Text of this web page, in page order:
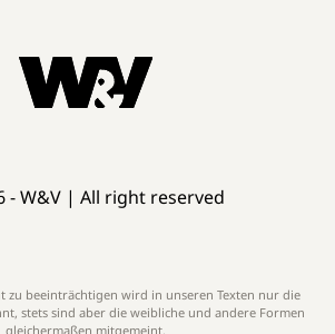
- W&V | All right reserved
zu beeinträchtigen wird in unseren Texten nur die
stets sind aber die weibliche und andere Formen
gleichermaßen mitgemeint.